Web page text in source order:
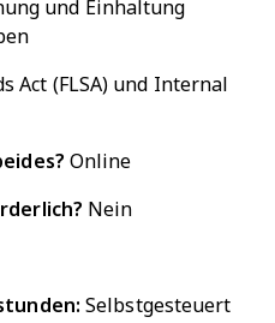
und Einhaltung
Act (FLSA) und Internal
Online
Nein
Selbstgesteuert